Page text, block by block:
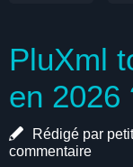
PluXml
en 2026
Rédigé par
commentaire